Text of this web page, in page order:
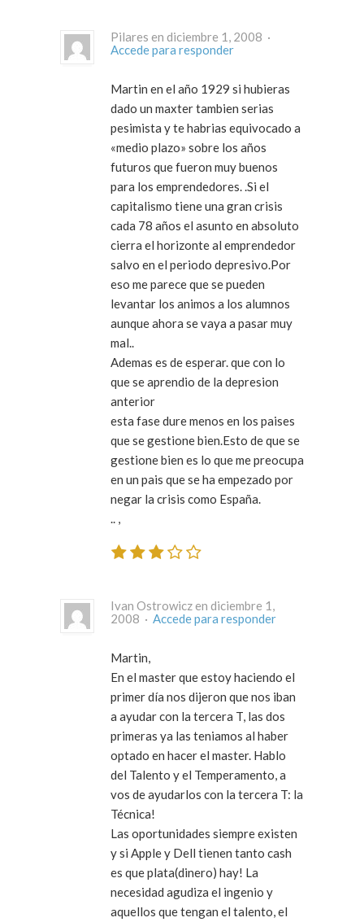
Pilares en diciembre 1, 2008 ·
Accede para responder
Martin en el año 1929 si hubieras
dado un maxter tambien serias
pesimista y te habrias equivocado a
«medio plazo» sobre los años
futuros que fueron muy buenos
para los emprendedores. .Si el
capitalismo tiene una gran crisis
cada 78 años el asunto en absoluto
cierra el horizonte al emprendedor
salvo en el periodo depresivo.Por
eso me parece que se pueden
levantar los animos a los alumnos
aunque ahora se vaya a pasar muy
mal..
Ademas es de esperar. que con lo
que se aprendio de la depresion
anterior
esta fase dure menos en los paises
que se gestione bien.Esto de que se
gestione bien es lo que me preocupa
en un pais que se ha empezado por
negar la crisis como España.
.. ,
Ivan Ostrowicz en diciembre 1,
2008 · Accede para responder
Martin,
En el master que estoy haciendo el
primer día nos dijeron que nos iban
a ayudar con la tercera T, las dos
primeras ya las teniamos al haber
optado en hacer el master. Hablo
del Talento y el Temperamento, a
vos de ayudarlos con la tercera T: la
Técnica!
Las oportunidades siempre existen
y si Apple y Dell tienen tanto cash
es que plata(dinero) hay! La
necesidad agudiza el ingenio y
aquellos que tengan el talento, el